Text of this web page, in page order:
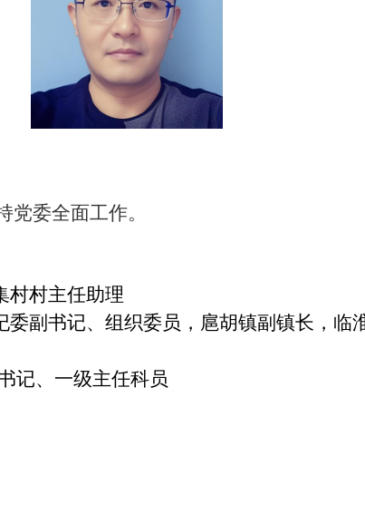
党委全面工作。
村主任助理
副书记、组织委员，扈胡镇副镇长，临
、一级主任科员